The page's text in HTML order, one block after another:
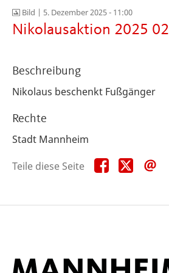
Bild | 5. Dezember 2025 - 11:00
Nikolausaktion 2025 02
Beschreibung
Nikolaus beschenkt Fußgänger
Rechte
Stadt Mannheim
Teile diese Seite
Teile
diese
Teile
diese